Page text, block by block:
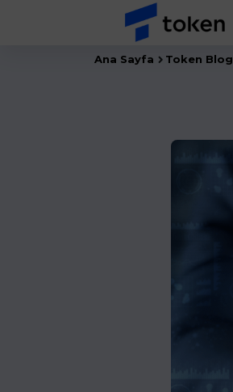
Ana Sayfa Token Blog